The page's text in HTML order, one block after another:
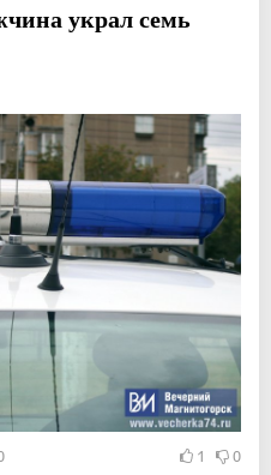
украл семь
1 0